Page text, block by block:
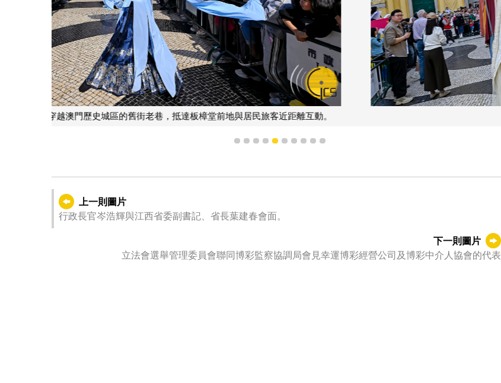
巡遊路線沿途歡聲笑語，氣氛熱烈。
1 2 3 4 5 6 7 8 9 10
上一則圖片
行政長官岑浩輝與江西省委副書記、省長葉建春會面。
下一則圖片
立法會選舉管理委員會聯同博彩監察協調局會見幸運博彩經營公司及博彩中介人協會的代表